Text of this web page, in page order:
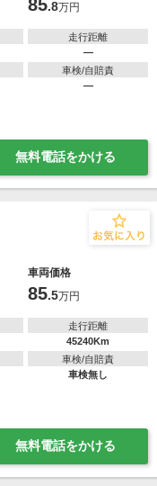
85.8万円
走行距離
―
車検/自賠責
―
無料電話をかける
車両価格
85.5万円
走行距離
45240Km
車検/自賠責
車検無し
無料電話をかける